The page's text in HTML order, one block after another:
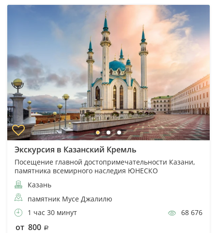
Экскурсия в Казанский Кремль
Посещение главной достопримечательности Казани,
памятника всемирного наследия ЮНЕСКО
Казань
памятник Мусе Джалилю
1 час 30 минут
68 676
от 800